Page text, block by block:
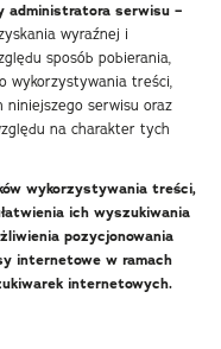
administratora serwisu –
wyraźnej i
sposób pobierania,
wykorzystywania treści,
serwisu oraz
na charakter tych
wykorzystywania treści,
ich wyszukiwania
pozycjonowania
internetowe w ramach
internetowych.